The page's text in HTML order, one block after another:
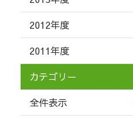
2012年度
2011年度
カテゴリー
全件表示